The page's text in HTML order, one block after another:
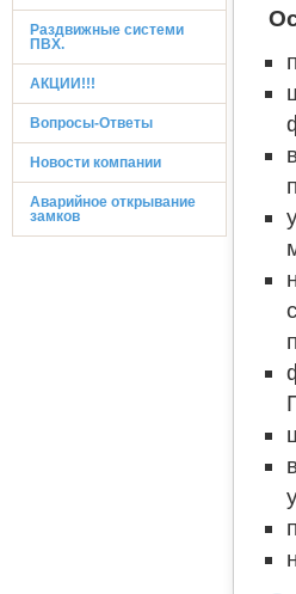
Раздвижные системи
ПВХ.
АКЦИИ!!!
Вопросы-Ответы
Новости компании
Аварийное открывание
замков